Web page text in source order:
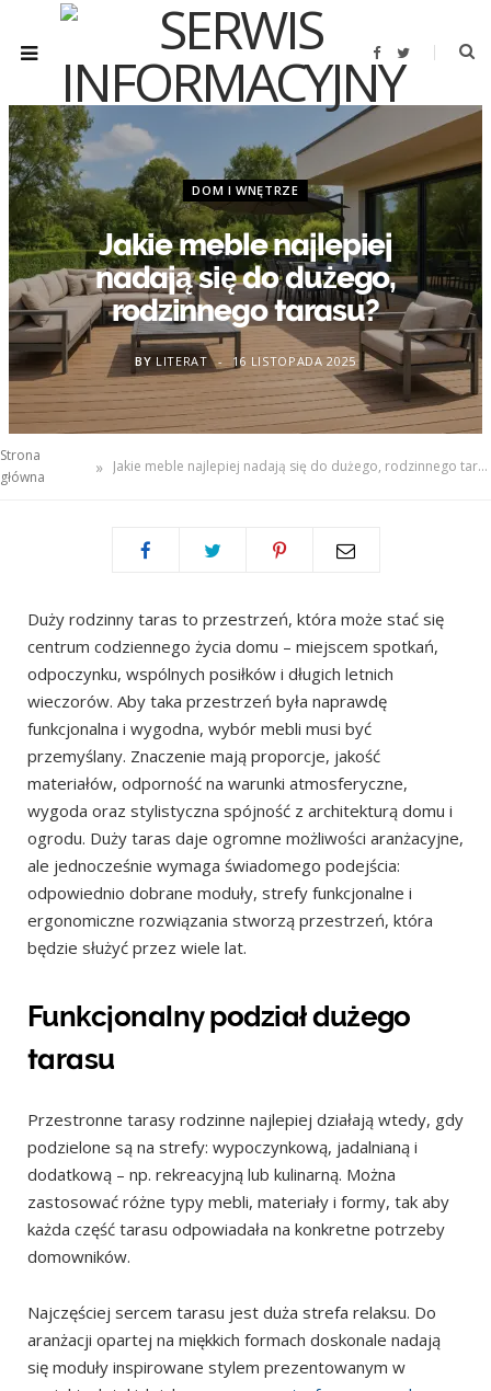
F
a
c
b
k
T
t
r
DOM I WNĘTRZE
Jakie meble najlepiej
nadają się do dużego,
rodzinnego tarasu?
BY LITERAT 16 LISTOPADA 2025
Strona
główna
» Jakie meble najlepiej nadają się do dużego, rodzinnego tarasu?
Duży rodzinny taras to przestrzeń, która może stać się
centrum codziennego życia domu – miejscem spotkań,
odpoczynku, wspólnych posiłków i długich letnich
wieczorów. Aby taka przestrzeń była naprawdę
funkcjonalna i wygodna, wybór mebli musi być
przemyślany. Znaczenie mają proporcje, jakość
materiałów, odporność na warunki atmosferyczne,
wygoda oraz stylistyczna spójność z architekturą domu i
ogrodu. Duży taras daje ogromne możliwości aranżacyjne,
ale jednocześnie wymaga świadomego podejścia:
odpowiednio dobrane moduły, strefy funkcjonalne i
ergonomiczne rozwiązania stworzą przestrzeń, która
będzie służyć przez wiele lat.
Funkcjonalny podział dużego
tarasu
Przestronne tarasy rodzinne najlepiej działają wtedy, gdy
podzielone są na strefy: wypoczynkową, jadalnianą i
dodatkową – np. rekreacyjną lub kulinarną. Można
zastosować różne typy mebli, materiały i formy, tak aby
każda część tarasu odpowiadała na konkretne potrzeby
domowników.
Najczęściej sercem tarasu jest duża strefa relaksu. Do
aranżacji opartej na miękkich formach doskonale nadają
się moduły inspirowane stylem prezentowanym w